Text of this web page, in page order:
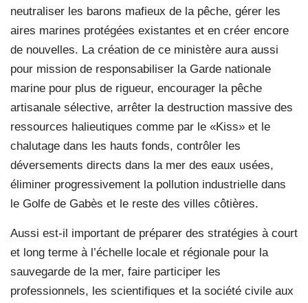
neutraliser les barons mafieux de la pêche, gérer les
aires marines protégées existantes et en créer encore
de nouvelles. La création de ce ministère aura aussi
pour mission de responsabiliser la Garde nationale
marine pour plus de rigueur, encourager la pêche
artisanale sélective, arrêter la destruction massive des
ressources halieutiques comme par le «Kiss» et le
chalutage dans les hauts fonds, contrôler les
déversements directs dans la mer des eaux usées,
éliminer progressivement la pollution industrielle dans
le Golfe de Gabès et le reste des villes côtières.
Aussi est-il important de préparer des stratégies à court
et long terme à l’échelle locale et régionale pour la
sauvegarde de la mer, faire participer les
professionnels, les scientifiques et la société civile aux